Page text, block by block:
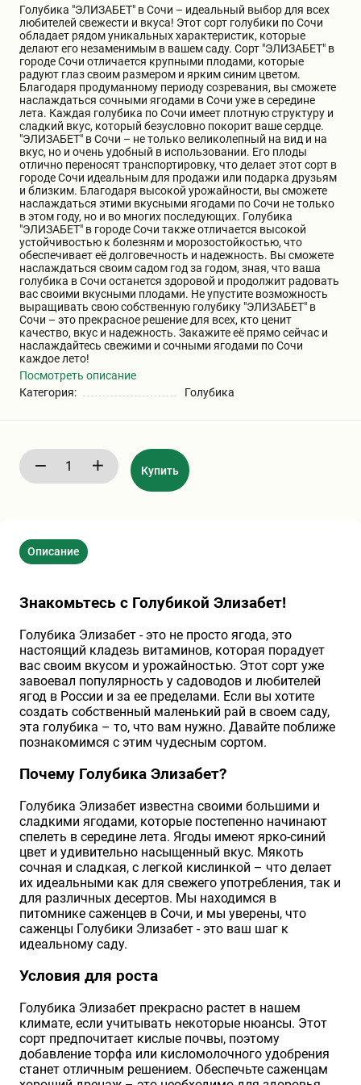
Шарафуга
Бирючина
Плющ
Овсяница
Кустарники
ПАМПАСНАЯ ТРАВА
(КОРТАДЕРИЯ)
Кизильник саженец
Олеандр саженцы
Экзотические растения
Декоративные саженцы
Комнатные растения
Хвойные саженцы
Клематис
Глициния
Гвоздика саженцы
Голубика "ЭЛИЗАБЕТ" в Сочи – идеальный выбор для всех
любителей свежести и вкуса! Этот сорт голубики по Сочи
обладает рядом уникальных характеристик, которые
делают его незаменимым в вашем саду. Сорт "ЭЛИЗАБЕТ" в
городе Сочи отличается крупными плодами, которые
радуют глаз своим размером и ярким синим цветом.
Благодаря продуманному периоду созревания, вы сможете
наслаждаться сочными ягодами в Сочи уже в середине
лета. Каждая голубика по Сочи имеет плотную структуру и
сладкий вкус, который безусловно покорит ваше сердце.
"ЭЛИЗАБЕТ" в Сочи – не только великолепный на вид и на
вкус, но и очень удобный в использовании. Его плоды
отлично переносят транспортировку, что делает этот сорт в
городе Сочи идеальным для продажи или подарка друзьям
и близким. Благодаря высокой урожайности, вы сможете
наслаждаться этими вкусными ягодами по Сочи не только
в этом году, но и во многих последующих. Голубика
"ЭЛИЗАБЕТ" в городе Сочи также отличается высокой
устойчивостью к болезням и морозостойкостью, что
обеспечивает её долговечность и надежность. Вы сможете
наслаждаться своим садом год за годом, зная, что ваша
голубика в Сочи останется здоровой и продолжит радовать
вас своими вкусными плодами. Не упустите возможность
выращивать свою собственную голубику "ЭЛИЗАБЕТ" в
Сочи – это прекрасное решение для всех, кто ценит
качество, вкус и надежность. Закажите её прямо сейчас и
наслаждайтесь свежими и сочными ягодами по Сочи
каждое лето!
Посмотреть описание
Категория:
Голубика
Купить
Описание
Знакомьтесь с Голубикой Элизабет!
Голубика Элизабет - это не просто ягода, это
настоящий кладезь витаминов, которая порадует
вас своим вкусом и урожайностью. Этот сорт уже
завоевал популярность у садоводов и любителей
ягод в России и за ее пределами. Если вы хотите
создать собственный маленький рай в своем саду,
эта голубика – то, что вам нужно. Давайте поближе
познакомимся с этим чудесным сортом.
Почему Голубика Элизабет?
Голубика Элизабет известна своими большими и
сладкими ягодами, которые постепенно начинают
спелеть в середине лета. Ягоды имеют ярко-синий
цвет и удивительно насыщенный вкус. Мякоть
сочная и сладкая, с легкой кислинкой – что делает
их идеальными как для свежего употребления, так и
для различных десертов. Мы находимся в
питомнике саженцев в Сочи, и мы уверены, что
саженцы Голубики Элизабет - это ваш шаг к
идеальному саду.
Условия для роста
Голубика Элизабет прекрасно растет в нашем
климате, если учитывать некоторые нюансы. Этот
сорт предпочитает кислые почвы, поэтому
добавление торфа или кисломолочного удобрения
станет отличным решением. Обеспечьте саженцам